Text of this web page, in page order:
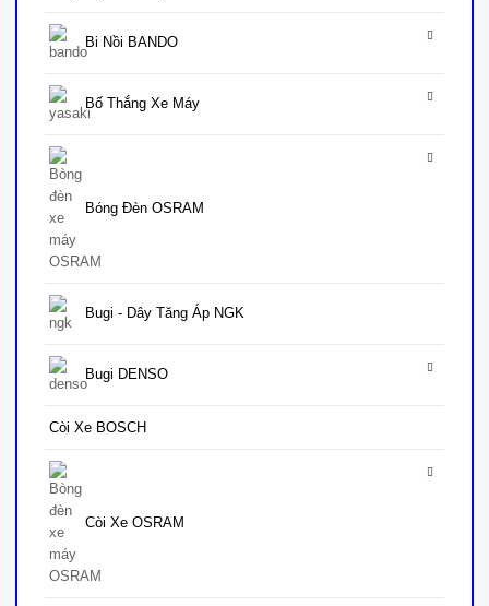
Bi Nồi BANDO
Bố Thắng Xe Máy
Bóng Đèn OSRAM
Bugi - Dây Tăng Áp NGK
Bugi DENSO
Còi Xe BOSCH
Còi Xe OSRAM